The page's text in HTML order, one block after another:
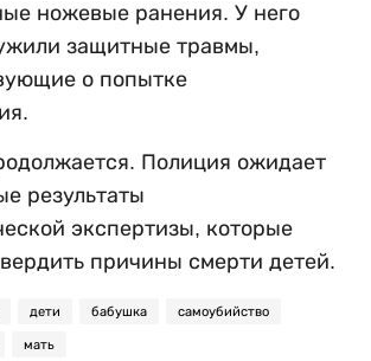
ножевые ранения. У него
защитные травмы,
о попытке
Полиция ожидает
результаты
экспертизы, которые
причины смерти детей.
дети бабушка самоубийство
мать